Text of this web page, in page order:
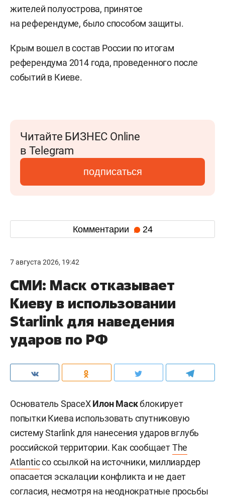
жителей полуострова, принятое
на референдуме, было способом защиты.
Крым вошел в состав России по итогам
референдума 2014 года, проведенного после
событий в Киеве.
Читайте БИЗНЕС Online
в Telegram
подписаться
Комментарии 24
7 августа 2026, 19:42
СМИ: Маск отказывает
Киеву в использовании
Starlink для наведения
ударов по РФ
Основатель SpaceXИлон Маскблокирует
попытки Киева использовать спутниковую
систему Starlink для нанесения ударов вглубь
российской территории. Как сообщаетThe
Atlanticсо ссылкой на источники, миллиардер
опасается эскалации конфликта и не дает
согласия, несмотря на неоднократные просьбы